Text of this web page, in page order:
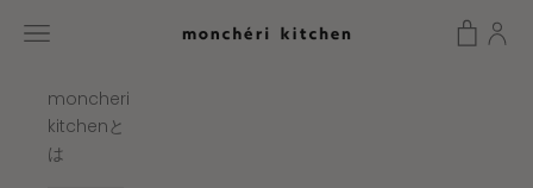
moncheri kitchen
メニューを開く カートを
moncheri
kitchenと
は